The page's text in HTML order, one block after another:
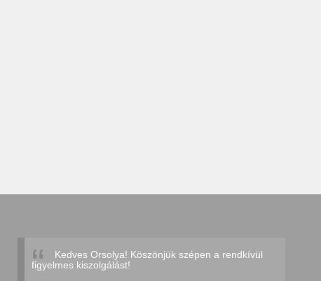
Kedves Orsolya! Köszönjük szépen a rendkívül
figyelmes kiszolgálást!